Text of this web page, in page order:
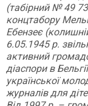
(табірний № 49
концтабору
Ебензеє
6.05.1945 р.
активний
діаспори в
української
журналів для